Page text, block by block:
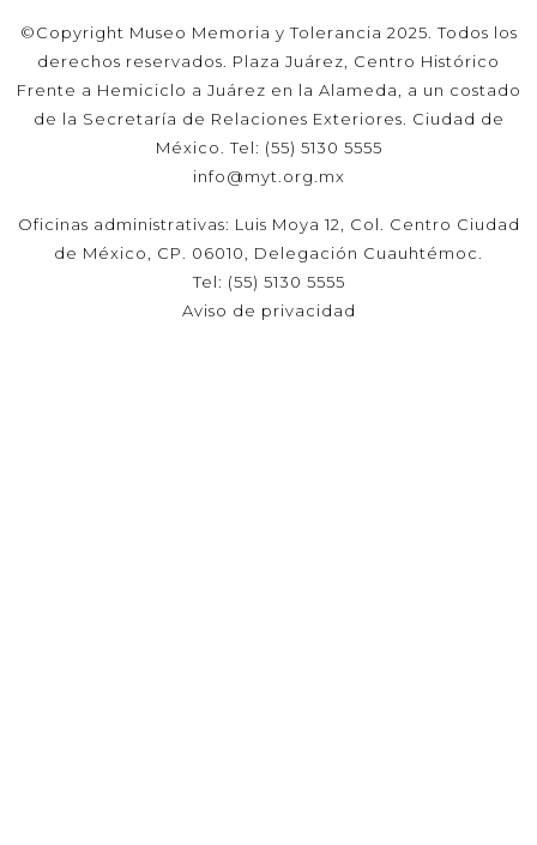
©Copyright Museo Memoria y Tolerancia 2025. Todos los
derechos reservados. Plaza Juárez, Centro Histórico
Frente a Hemiciclo a Juárez en la Alameda, a un costado
de la Secretaría de Relaciones Exteriores. Ciudad de
México. Tel: (55) 5130 5555
info@myt.org.mx
Oficinas administrativas: Luis Moya 12, Col. Centro Ciudad
de México, CP. 06010, Delegación Cuauhtémoc.
Tel: (55) 5130 5555
Aviso de privacidad